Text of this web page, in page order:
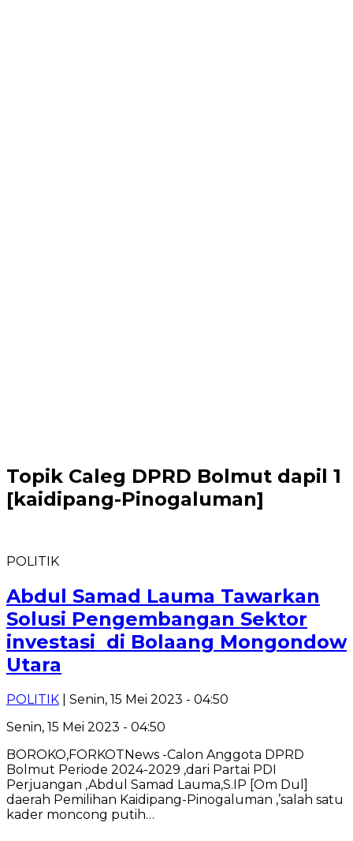
Topik Caleg DPRD Bolmut dapil 1
[kaidipang-Pinogaluman]
POLITIK
Abdul Samad Lauma Tawarkan
Solusi Pengembangan Sektor
investasi di Bolaang Mongondow
Utara
POLITIK | Senin, 15 Mei 2023 - 04:50
Senin, 15 Mei 2023 - 04:50
BOROKO,FORKOTNews -Calon Anggota DPRD
Bolmut Periode 2024-2029 ,dari Partai PDI
Perjuangan ,Abdul Samad Lauma,S.IP [Om Dul]
daerah Pemilihan Kaidipang-Pinogaluman ,’salah satu
kader moncong putih…